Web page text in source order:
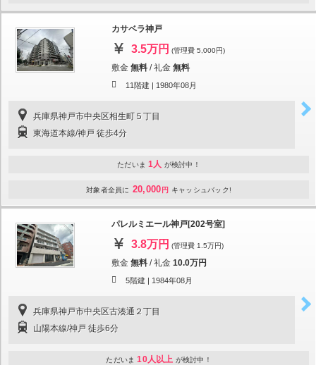
カサベラ神戸
3.5万円 (管理費 5,000円)
敷金 無料 /礼金 無料
11階建 | 1980年08月
兵庫県神戸市中央区相生町５丁目
東海道本線/神戸 徒歩4分
ただいま 1人 が検討中！
対象者全員に 20,000 円 キャッシュバック!
パレルミエール神戸[202号室]
3.8万円 (管理費 1.5万円)
敷金 無料 /礼金 10.0万円
5階建 | 1984年08月
兵庫県神戸市中央区古湊通２丁目
山陽本線/神戸 徒歩6分
ただいま 10人以上 が検討中！